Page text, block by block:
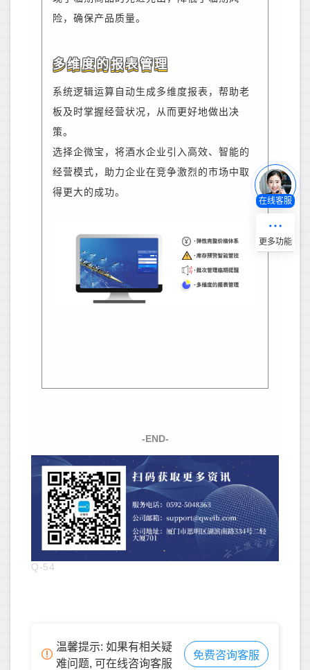
险 ， 确保产品质量。
多维度的报表管理
系统逻辑运算自动生成多维度报表，帮助老
板及时掌握经营状况，从而更好地做出决
策。
选择企微宝，将酒水企业引入高效、智能的
经营模式，助力企业在竞争激烈的市场中取
得更大的成功。
-END-
Q-54
温馨提示: 如果有相关疑
难问题, 可在线咨询客服
免费咨询客服
在线客服